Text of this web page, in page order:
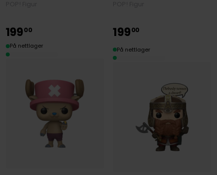
19900
På nettlager
19900
På nettlager